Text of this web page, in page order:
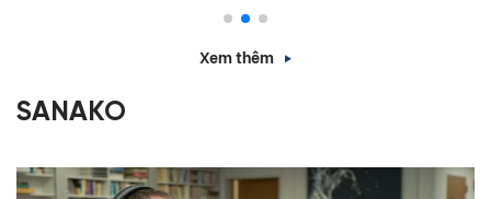
Xem thêm
SANAKO